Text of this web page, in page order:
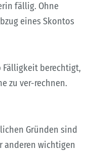
fällig. Ohne
eines Skontos
Fälligkeit berechtigt,
zu ver-rechnen.
Gründen sind
anderen wichtigen